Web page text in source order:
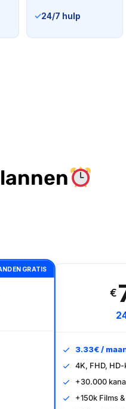
✓24/7 hulp
GRATIS
€
3.33€ /
4K, FHD,
+30.000
+150k Films